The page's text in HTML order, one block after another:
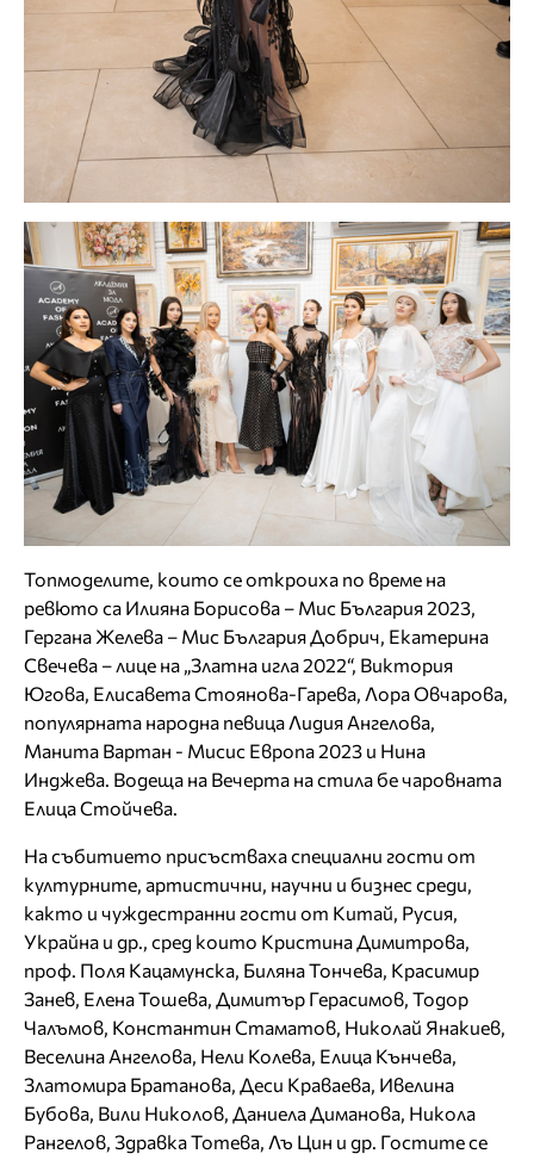
Топмоделите, които се откроиха по време на
ревюто са Илияна Борисова – Мис България 2023,
Гергана Желева – Мис България Добрич, Екатерина
Свечева – лице на „Златна игла 2022“, Виктория
Югова, Елисавета Стоянова-Гарева, Лора Овчарова,
популярната народна певица Лидия Ангелова,
Манита Вартан - Мисис Европа 2023 и Нина
Инджева. Водеща на Вечерта на стила бе чаровната
Елица Стойчева.
На събитието присъстваха специални гости от
културните, артистични, научни и бизнес среди,
както и чуждестранни гости от Китай, Русия,
Украйна и др., сред които Кристина Димитрова,
проф. Поля Кацамунска, Биляна Тончева, Красимир
Занев, Елена Тошева, Димитър Герасимов, Тодор
Чалъмов, Константин Стаматов, Николай Янакиев,
Веселина Ангелова, Нели Колева, Елица Кънчева,
Златомира Братанова, Деси Краваева, Ивелина
Бубова, Вили Николов, Даниела Диманова, Никола
Рангелов, Здравка Тотева, Лъ Цин и др. Гостите се